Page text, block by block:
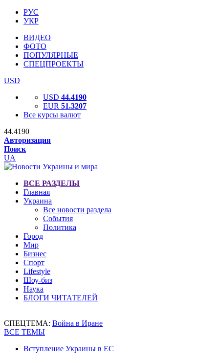
РУС
УКР
ВИДЕО
ФОТО
ПОПУЛЯРНЫЕ
СПЕЦПРОЕКТЫ
USD
USD 44.4190
EUR 51.3207
Все курсы валют
44.4190
Авторизация
Поиск
UA
ВСЕ РАЗДЕЛЫ
Главная
Украина
Все новости раздела
События
Политика
Город
Мир
Бизнес
Спорт
Lifestyle
Шоу-биз
Наука
БЛОГИ ЧИТАТЕЛЕЙ
СПЕЦТЕМА: Война в Иране
ВСЕ ТЕМЫ
Вступление Украины в ЕС